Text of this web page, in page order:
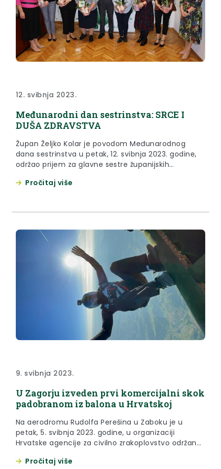
12. svibnja 2023.
Međunarodni dan sestrinstva: SRCE I
DUŠA ZDRAVSTVA
Župan Željko Kolar je povodom Međunarodnog
dana sestrinstva u petak, 12. svibnja 2023. godine,
održao prijem za glavne sestre županijskih
Hrvatske komore medicinskih sestara Krapinsko –
Pročitaj više
9. svibnja 2023.
U Zagorju izveden prvi komercijalni skok
padobranom iz balona u Hrvatskoj
Na aerodromu Rudolfa Perešina u Zaboku je u
petak, 5. svibnja 2023. godine, u organizaciji
Hrvatske agencije za civilno zrakoplovstvo održana
Pročitaj više